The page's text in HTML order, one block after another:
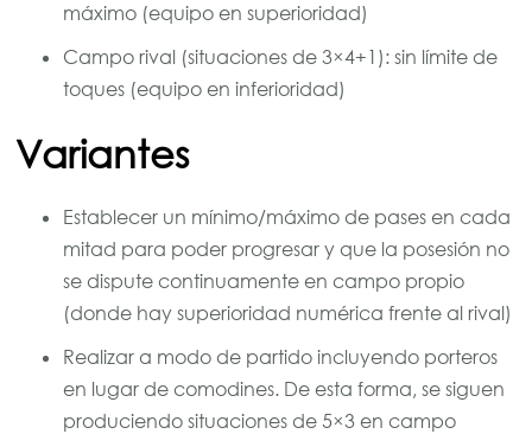
máximo (equipo en superioridad)
Campo rival (situaciones de 3×4+1): sin límite de
toques (equipo en inferioridad)
Variantes
Establecer un mínimo/máximo de pases en cada
mitad para poder progresar y que la posesión no
se dispute continuamente en campo propio
(donde hay superioridad numérica frente al rival)
Realizar a modo de partido incluyendo porteros
en lugar de comodines. De esta forma, se siguen
produciendo situaciones de 5×3 en campo